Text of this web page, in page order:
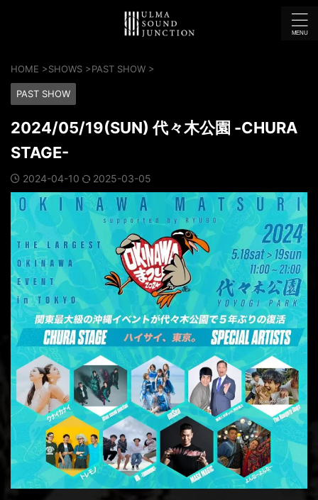
HOME >SHOWS >PAST SHOW >
PAST SHOW
2024/05/19(SUN) 代々木公園 -CHURA
STAGE-
2024-04-10 2025-03-05